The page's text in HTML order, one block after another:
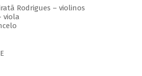
Rodrigues – violinos
viola